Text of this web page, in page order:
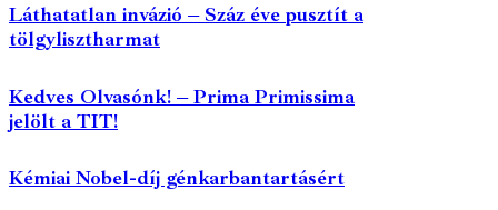
Láthatatlan invázió – Száz éve pusztít a
tölgylisztharmat
Kedves Olvasónk! – Prima Primissima
jelölt a TIT!
Kémiai Nobel-díj génkarbantartásért